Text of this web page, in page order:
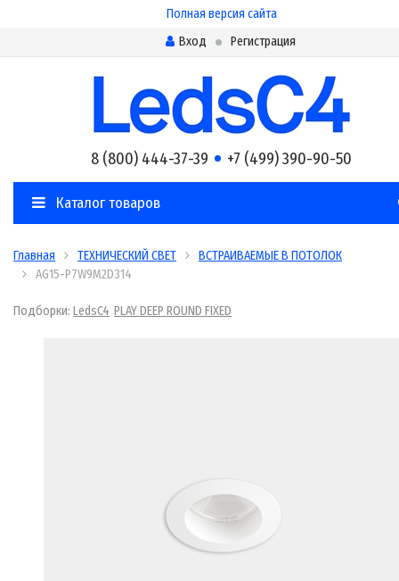
Полная версия сайта
Вход
Регистрация
8 (800) 444-37-39 +7 (499) 390-90-50
Каталог товаров
Главная ТЕХНИЧЕСКИЙ СВЕТ
ВСТРАИВАЕМЫЕ В ПОТОЛОК
AG15-P7W9M2D314
Подборки: LedsC4 PLAY DEEP ROUND FIXED